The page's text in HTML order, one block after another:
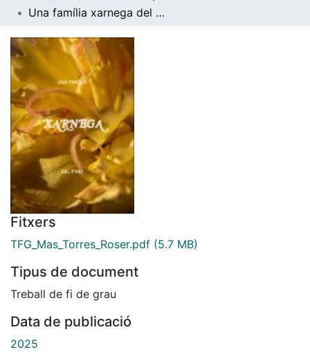
Com publicar
Una família xarnega del Prat
Fitxers
TFG_Mas_Torres_Roser.pdf (5.7 MB)
Tipus de document
Treball de fi de grau
Data de publicació
2025